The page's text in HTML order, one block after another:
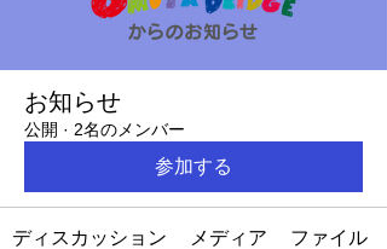
お知らせ
公開 · 2名のメンバー
参加する
ディスカッション メディア ファイル